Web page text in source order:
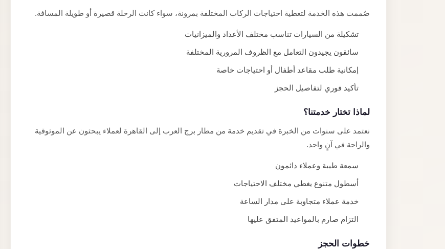
صُممت هذه الخدمة لتغطية احتياجات الركاب المختلفة بمرونة، سواء كانت الرحلة قصيرة أو طويلة المسافة.
تشكيلة من السيارات تناسب مختلف الأعداد والميزانيات
سائقون يجيدون التعامل مع الظروف المرورية المختلفة
إمكانية طلب مقاعد أطفال أو احتياجات خاصة
تأكيد فوري لتفاصيل الحجز
لماذا تختار خدمتنا؟
نعتمد على سنوات من الخبرة في تقديم خدمة من مطار برج العرب إلى القاهرة لعملاء يبحثون عن الموثوقية
والراحة في آنٍ واحد.
سمعة طيبة وعملاء دائمون
أسطول متنوع يغطي مختلف الاحتياجات
خدمة عملاء متجاوبة على مدار الساعة
التزام صارم بالمواعيد المتفق عليها
خطوات الحجز